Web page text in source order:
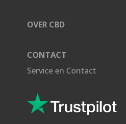
OVER CBD
CONTACT
Service en Contact